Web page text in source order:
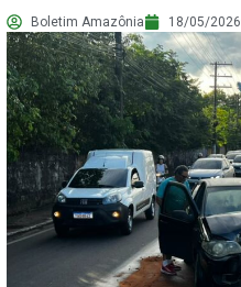
Boletim Amazônia 18/05/2026